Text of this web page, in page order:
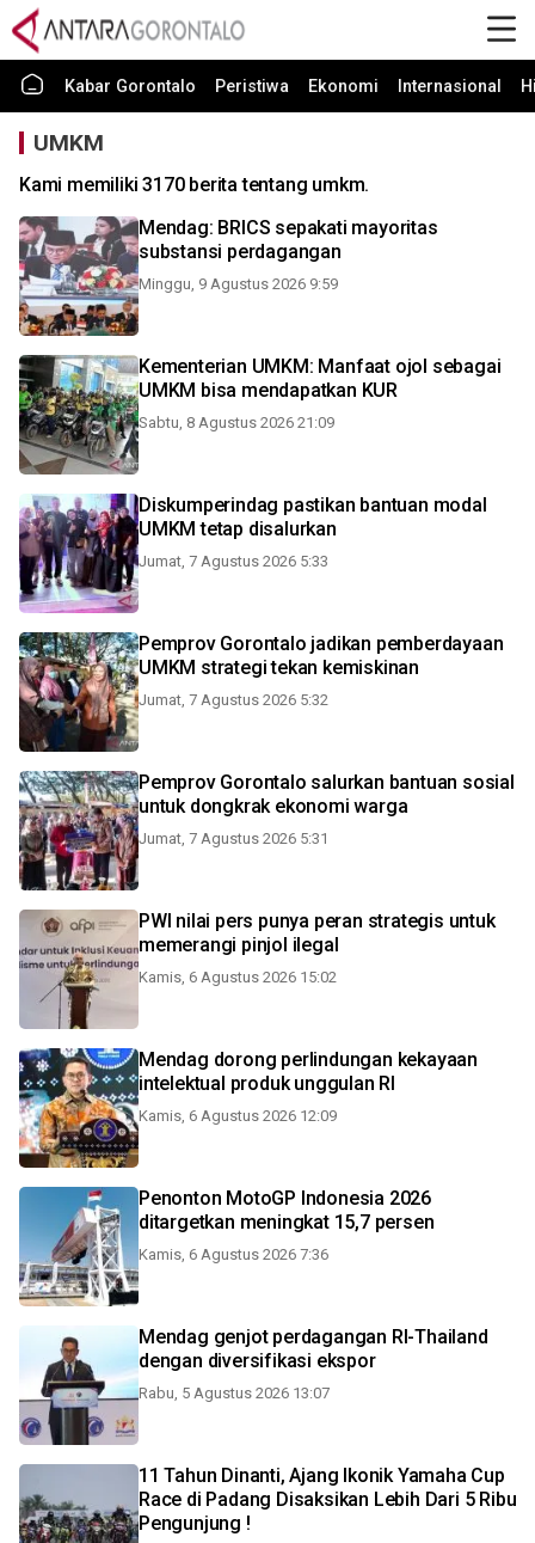
Kabar Gorontalo Peristiwa Ekonomi Internasional
UMKM
Kami memiliki 3170 berita tentang umkm.
Mendag: BRICS sepakati mayoritas
substansi perdagangan
Minggu, 9 Agustus 2026 9:59
Kementerian UMKM: Manfaat ojol sebagai
UMKM bisa mendapatkan KUR
Sabtu, 8 Agustus 2026 21:09
Diskumperindag pastikan bantuan modal
UMKM tetap disalurkan
Jumat, 7 Agustus 2026 5:33
Pemprov Gorontalo jadikan pemberdayaan
UMKM strategi tekan kemiskinan
Jumat, 7 Agustus 2026 5:32
Pemprov Gorontalo salurkan bantuan sosial
untuk dongkrak ekonomi warga
Jumat, 7 Agustus 2026 5:31
PWI nilai pers punya peran strategis untuk
memerangi pinjol ilegal
Kamis, 6 Agustus 2026 15:02
Mendag dorong perlindungan kekayaan
intelektual produk unggulan RI
Kamis, 6 Agustus 2026 12:09
Penonton MotoGP Indonesia 2026
ditargetkan meningkat 15,7 persen
Kamis, 6 Agustus 2026 7:36
Mendag genjot perdagangan RI-Thailand
dengan diversifikasi ekspor
Rabu, 5 Agustus 2026 13:07
11 Tahun Dinanti, Ajang Ikonik Yamaha Cup
Race di Padang Disaksikan Lebih Dari 5 Ribu
Pengunjung !